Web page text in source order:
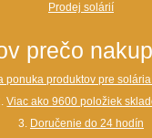
Prodej solárií
prečo
ponuka produktov pre
Viac ako 9600 položiek
3. Doručenie do 24 hodín